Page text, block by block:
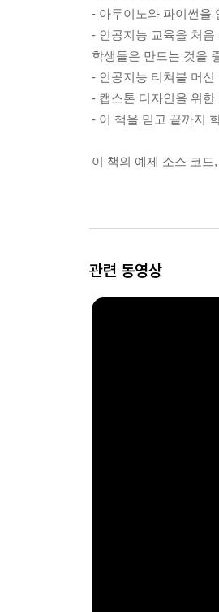
- 아두이노와 파이썬을
- 인공지능 교육을 처음
학생들은 만드는 것을
- 인공지능 티쳐블 머
- 캡스톤 디자인을 위
- 이 책을 믿고 끝까지
이 책의 예제 소스 코드
관련 동영상